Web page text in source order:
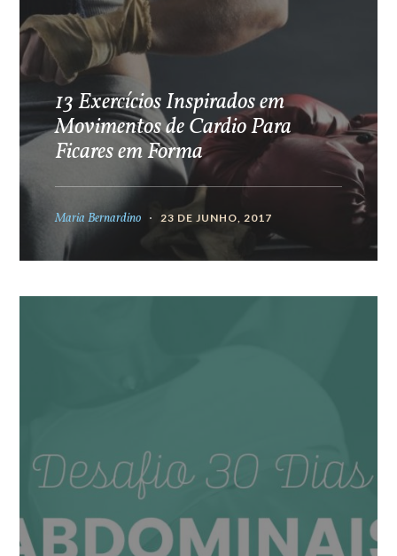
13 Exercícios Inspirados em
Movimentos de Cardio Para
Ficares em Forma
Maria Bernardino 23 DE JUNHO, 2017